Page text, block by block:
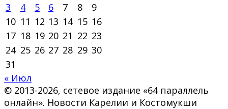
3
4 5 6 7 8
9
10 11 12 13 14 15 16
17 18 19 20 21 22 23
24 25 26 27 28 29 30
31
« Июл
© 2013-2026, сетевое издание «64 параллель
онлайн». Новости Карелии и Костомукши